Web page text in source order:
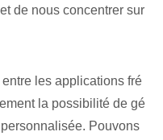
de nous concentrer sur
les applications fré
la possibilité de gé
Pouvons